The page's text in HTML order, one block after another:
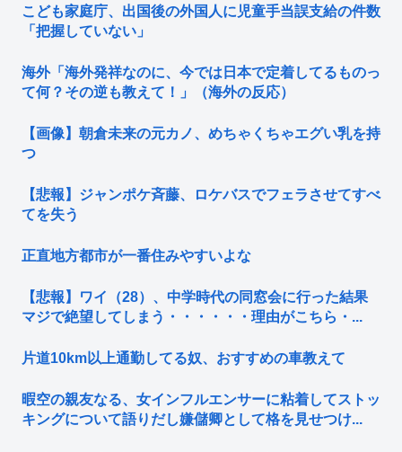
こども家庭庁、出国後の外国人に児童手当誤支給の件数
「把握していない」
海外「海外発祥なのに、今では日本で定着してるものっ
て何？その逆も教えて！」（海外の反応）
【画像】朝倉未来の元カノ、めちゃくちゃエグい乳を持
つ
【悲報】ジャンポケ斉藤、ロケバスでフェラさせてすべ
てを失う
正直地方都市が一番住みやすいよな
【悲報】ワイ（28）、中学時代の同窓会に行った結果
マジで絶望してしまう・・・・・・理由がこちら・...
片道10km以上通勤してる奴、おすすめの車教えて
暇空の親友なる、女インフルエンサーに粘着してストッ
キングについて語りだし嫌儲卿として格を見せつけ...